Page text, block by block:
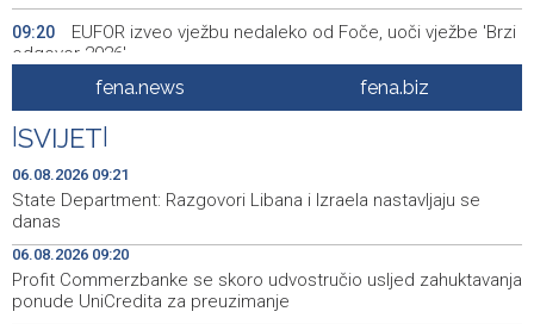
09:20
EUFOR izveo vježbu nedaleko od Foče, uoči vježbe 'Brzi
odgovor 2026'
Kantonalni ured Zenica jedini prikupio više poreza nego
prošle godine
09:09 Travnik: Noć robotike privukla veliki broj građana (VIDEO)
09:06
Više požara zabilježeno u HNŽ-u, vatrogasci i dalje na
08:59
Danas u BiH sunčano i vruće, temperature od 34 do 41
stepen
fena.news fena.biz
SVIJET
06.08.2026 09:21
State Department: Razgovori Libana i Izraela nastavljaju se
danas
06.08.2026 09:20
Profit Commerzbanke se skoro udvostručio usljed zahuktavanja
ponude UniCredita za preuzimanje